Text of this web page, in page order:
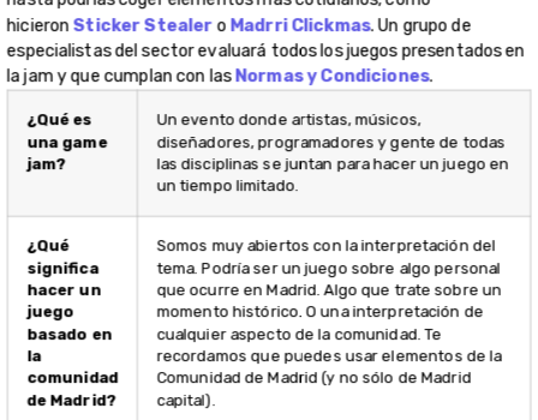
hicieron Sticker Stealero Madrri Clickmas. Un grupo de
especialistas del sector evaluará todos los juegos presentados en
la jam y que cumplan con lasNormas y Condiciones.
¿Qué es
una game
jam?
Un evento donde artistas, músicos,
diseñadores, programadores y gente de todas
las disciplinas se juntan para hacer un juego en
un tiempo limitado.
¿Qué
significa
hacer un
juego
basado en
la
comunidad
de Madrid?
Somos muy abiertos con la interpretación del
tema. Podría ser un juego sobre algo personal
que ocurre en Madrid. Algo que trate sobre un
momento histórico. O una interpretación de
cualquier aspecto de la comunidad. Te
recordamos que puedes usar elementos de la
Comunidad de Madrid (y no sólo de Madrid
capital).